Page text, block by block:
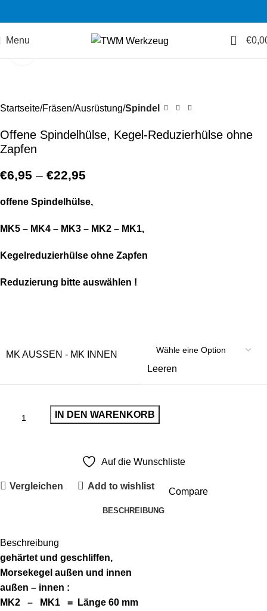
Menu 0 €
Startseite Fräsen Ausrüstung Spindel
Offene Spindelhülse, Kegel-Reduzierhülse ohne
Zapfen
€6,95 – €22,95
offene Spindelhülse,
MK5 – MK4 – MK3 – MK2 – MK1,
Kegelreduzierhülse ohne Zapfen
Reduzierung bitte auswählen !
MK AUSSEN - MK INNEN
Leeren
IN DEN WARENKORB
Auf die Wunschliste
Vergleichen Add to wishlist
Compare
BESCHREIBUNG
Beschreibung
gehärtet und geschliffen,
Morsekegel außen und innen
außen – innen :
MK2 – MK1 = Länge 60 mm